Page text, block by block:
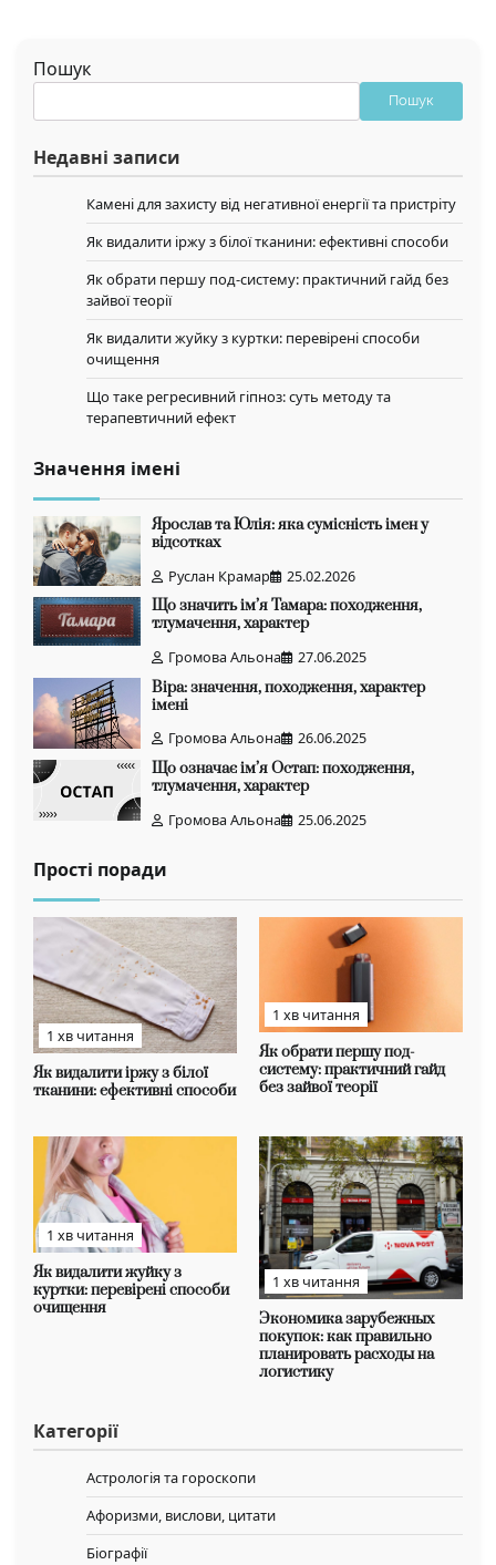
Пошук
Пошук
Недавні записи
Камені для захисту від негативної енергії та пристріту
Як видалити іржу з білої тканини: ефективні способи
Як обрати першу под-систему: практичний гайд без
зайвої теорії
Як видалити жуйку з куртки: перевірені способи
очищення
Що таке регресивний гіпноз: суть методу та
терапевтичний ефект
Значення імені
Ярослав та Юлія: яка сумісність імен у
відсотках
Руслан Крамар
25.02.2026
Що значить ім’я Тамара: походження,
тлумачення, характер
Громова Альона
27.06.2025
Віра: значення, походження, характер
імені
Громова Альона
26.06.2025
Що означає ім’я Остап: походження,
тлумачення, характер
Громова Альона
25.06.2025
Прості поради
1 хв читання
Як видалити іржу з білої
тканини: ефективні способи
1 хв читання
Як обрати першу под-
систему: практичний гайд
без зайвої теорії
1 хв читання
Як видалити жуйку з
куртки: перевірені способи
очищення
1 хв читання
Экономика зарубежных
покупок: как правильно
планировать расходы на
логистику
Категорії
Астрологія та гороскопи
Афоризми, вислови, цитати
Біографії